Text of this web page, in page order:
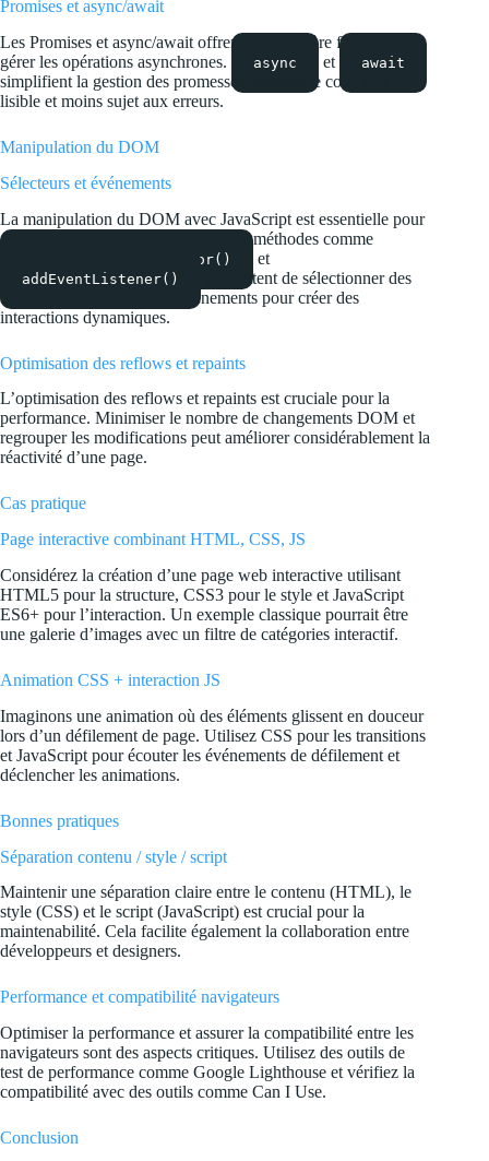
Promises et async/await
Les Promises et async/await offrent une manière fluide de
gérer les opérations asynchrones.
async et await
simplifient la gestion des promesses, rendant le code plus
lisible et moins sujet aux erreurs.
Manipulation du DOM
Sélecteurs et événements
La manipulation du DOM avec JavaScript est essentielle pour
créer des interfaces interactives. Des méthodes comme
document.querySelector() et
addEventListener()
permettent de sélectionner des
éléments et d’écouter des événements pour créer des
interactions dynamiques.
Optimisation des reflows et repaints
L’optimisation des reflows et repaints est cruciale pour la
performance. Minimiser le nombre de changements DOM et
regrouper les modifications peut améliorer considérablement la
réactivité d’une page.
Cas pratique
Page interactive combinant HTML, CSS, JS
Considérez la création d’une page web interactive utilisant
HTML5 pour la structure, CSS3 pour le style et JavaScript
ES6+ pour l’interaction. Un exemple classique pourrait être
une galerie d’images avec un filtre de catégories interactif.
Animation CSS + interaction JS
Imaginons une animation où des éléments glissent en douceur
lors d’un défilement de page. Utilisez CSS pour les transitions
et JavaScript pour écouter les événements de défilement et
déclencher les animations.
Bonnes pratiques
Séparation contenu / style / script
Maintenir une séparation claire entre le contenu (HTML), le
style (CSS) et le script (JavaScript) est crucial pour la
maintenabilité. Cela facilite également la collaboration entre
développeurs et designers.
Performance et compatibilité navigateurs
Optimiser la performance et assurer la compatibilité entre les
navigateurs sont des aspects critiques. Utilisez des outils de
test de performance comme Google Lighthouse et vérifiez la
compatibilité avec des outils comme Can I Use.
Conclusion